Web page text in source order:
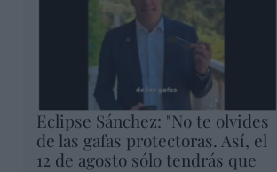
Eclipse Sánchez: "No te olvides
de las gafas protectoras. Así, el
12 de agosto sólo tendrás que